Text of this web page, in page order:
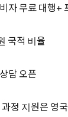
자 무료 대행+
국적 비율
담 오픈
정 지원은 영